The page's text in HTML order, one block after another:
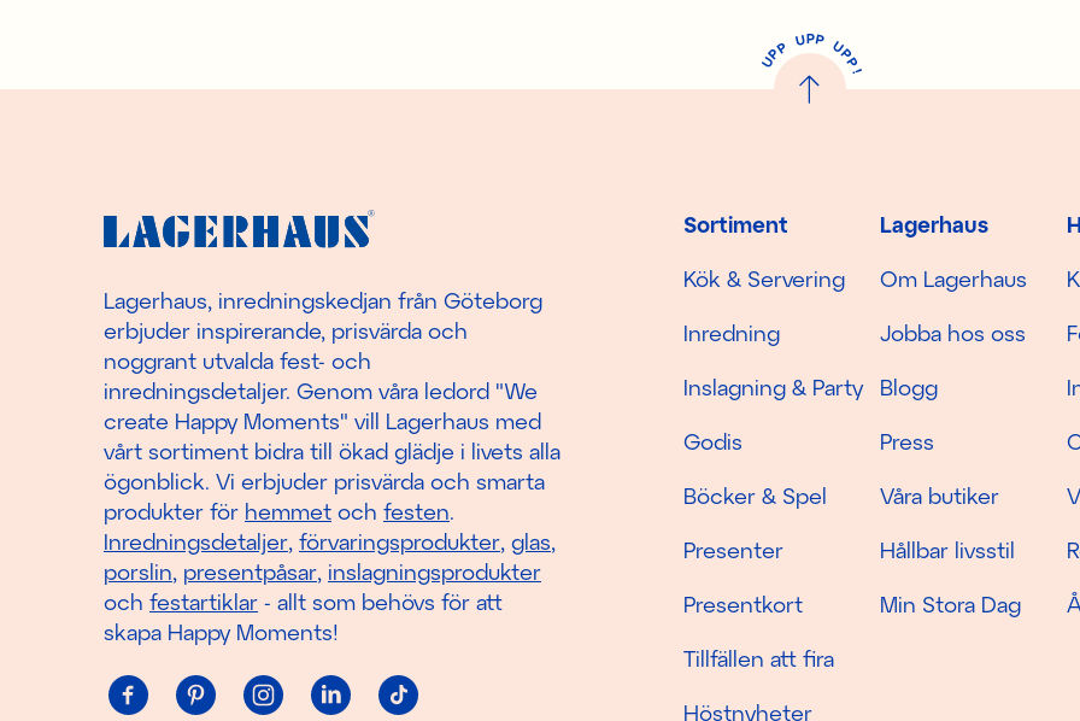
U
P
P UPP UP
P
!
Sortiment
Kök & Servering
Inredning
Inslagning & Party
Godis
Böcker & Spel
Presenter
Presentkort
Tillfällen att fira
Höstnyheter
Lagerhaus
Om Lagerhaus
Jobba hos oss
Blogg
Press
Våra butiker
Hållbar livsstil
Min Stora Dag
Lagerhaus, inredningskedjan från Göteborg
erbjuder inspirerande, prisvärda och
noggrant utvalda fest- och
inredningsdetaljer. Genom våra ledord "We
create Happy Moments" vill Lagerhaus med
vårt sortiment bidra till ökad glädje i livets alla
ögonblick. Vi erbjuder prisvärda och smarta
produkter för hemmet och festen.
Inredningsdetaljer, förvaringsprodukter, glas,
porslin, presentpåsar, inslagningsprodukter
och festartiklar - allt som behövs för att
skapa Happy Moments!